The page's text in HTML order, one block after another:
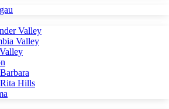
Valley
Valley
Rita Hills